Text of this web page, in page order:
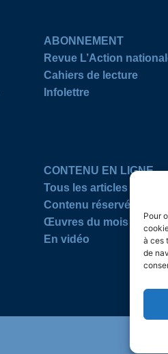
Pour
à ces
de
ABONNEMENT
Revue L’Action
Cahiers de lecture
Infolettre
CONTENU EN LIGNE
Tous les articles
Contenu réservé
Œuvres du mois
En vidéo